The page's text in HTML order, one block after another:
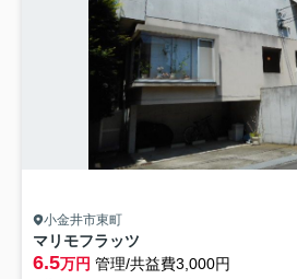
小金井市東町
マリモフラッツ
6.5万円 管理/共益費3,000円